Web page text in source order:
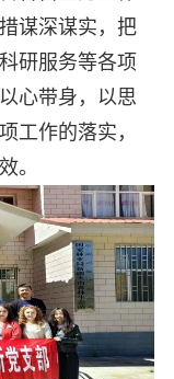
谋深谋实，把
研服务等各项
心带身，以思
工作的落实，
。